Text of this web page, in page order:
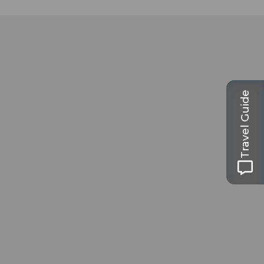
Travel Guide